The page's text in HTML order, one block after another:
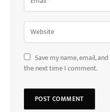
Save my name, email,
the next time I comment.